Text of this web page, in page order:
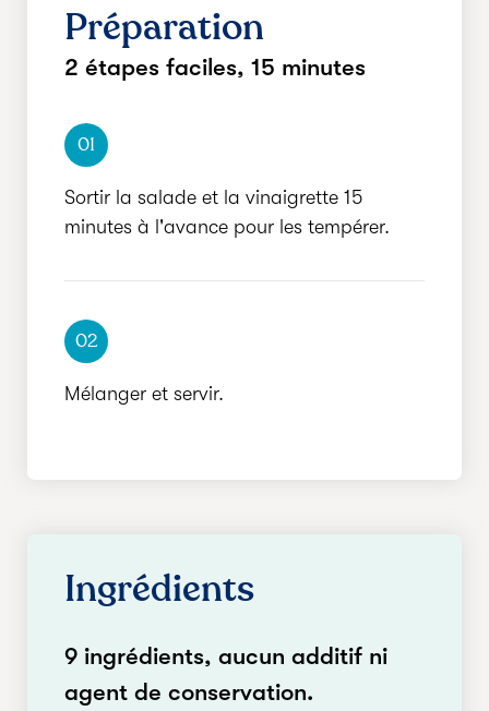
Préparation
2 étapes faciles, 15 minutes
01
Sortir la salade et la vinaigrette 15
minutes à l'avance pour les tempérer.
02
Mélanger et servir.
Ingrédients
9 ingrédients, aucun additif ni
agent de conservation.